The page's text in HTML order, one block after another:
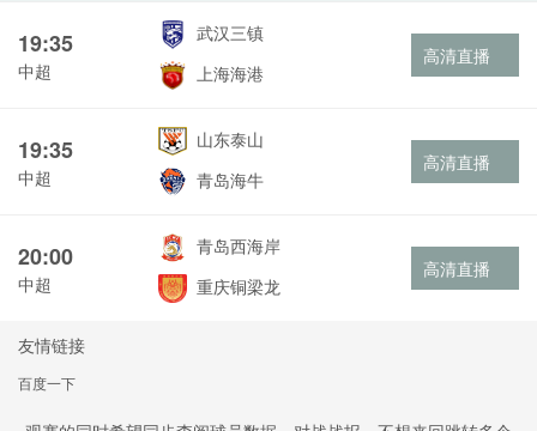
19:35
中超
武汉三镇
上海海港
高清直播
19:35
中超
山东泰山
青岛海牛
高清直播
20:00
中超
青岛西海岸
重庆铜梁龙
高清直播
友情链接
百度一下